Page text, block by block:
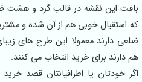
بافت این نقشه در قالب گرد و هشت
که استقبال خوبی هم از آن شده و
ضلعی دارند معمولا این طرح های
هم دارند برای خرید انتخاب می کنند.
اگر خودتان یا اطرافیانتان قصد